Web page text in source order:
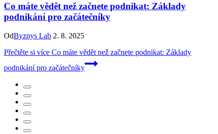
Co máte vědět než začnete podnikat: Základy
podnikání pro začátečníky
OdByznys Lab 2. 8. 2025
Přečtěte si více Co máte vědět než začnete podnikat: Základy
podnikání pro začátečníky